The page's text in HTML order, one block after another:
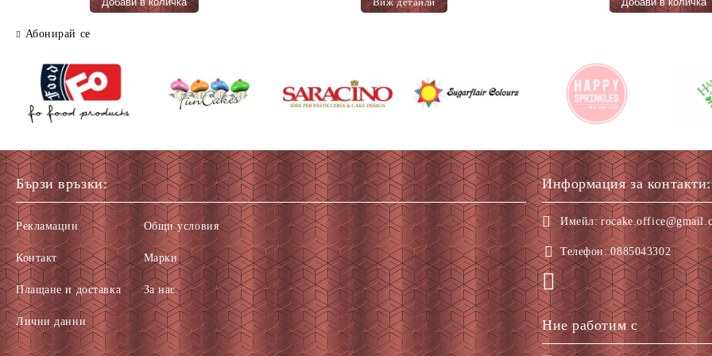
Абонирай се
Бързи връзки:
Рекламации
Контакт
Плащане и доставка
Лични данни
Общи условия
Марки
За нас
Информация за контакти:
Имейл:
Телефон: 0885043302
Ние работим с